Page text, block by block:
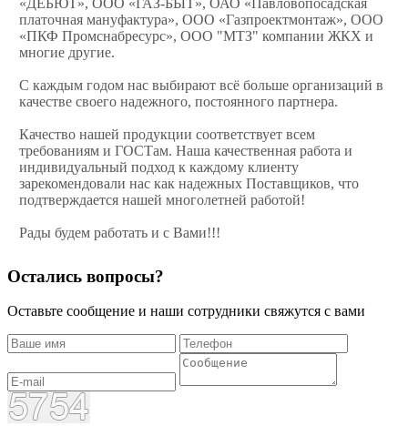
«ДЕБЮТ», ООО «ГАЗ-БЫТ», ОАО «Павловопосадская
платочная мануфактура», ООО «Газпроектмонтаж», ООО
«ПКФ Промснабресурс», ООО "МТЗ" компании ЖКХ и
многие другие.
С каждым годом нас выбирают всё больше организаций в
качестве своего надежного, постоянного партнера.
Качество нашей продукции соответствует всем
требованиям и ГОСТам. Наша качественная работа и
индивидуальный подход к каждому клиенту
зарекомендовали нас как надежных Поставщиков, что
подтверждается нашей многолетней работой!
Рады будем работать и с Вами!!!
Остались вопросы?
Оставьте сообщение и наши сотрудники свяжутся с вами